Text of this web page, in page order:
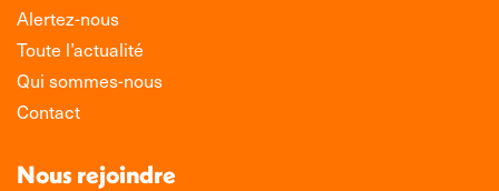
Alertez-nous
Toute l’actualité
Qui sommes-nous
Contact
Nous rejoindre